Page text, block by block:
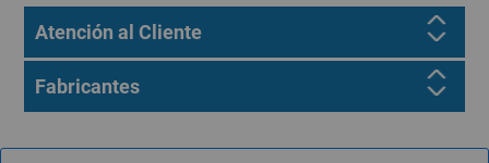
Atención al Cliente
Fabricantes